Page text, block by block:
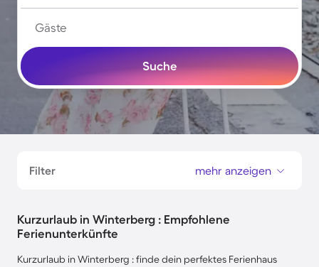
Gäste
Suche
Filter mehr anzeigen
Kurzurlaub in Winterberg : Empfohlene
Ferienunterkünfte
Kurzurlaub in Winterberg : finde dein perfektes Ferienhaus